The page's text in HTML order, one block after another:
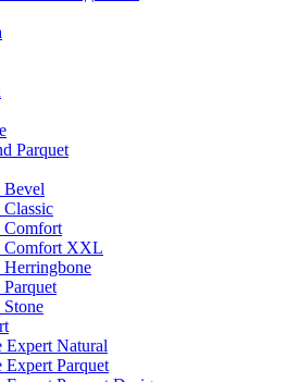
Parquet
Bevel
Classic
Comfort
Comfort XXL
Herringbone
Stone
Expert Natural
Expert Parquet